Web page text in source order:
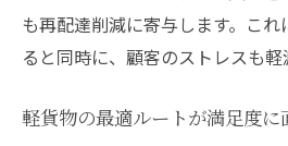
も再配達削減に寄与します。こ
ると同時に、顧客のストレスも軽
軽貨物の最適ルートが満足度に